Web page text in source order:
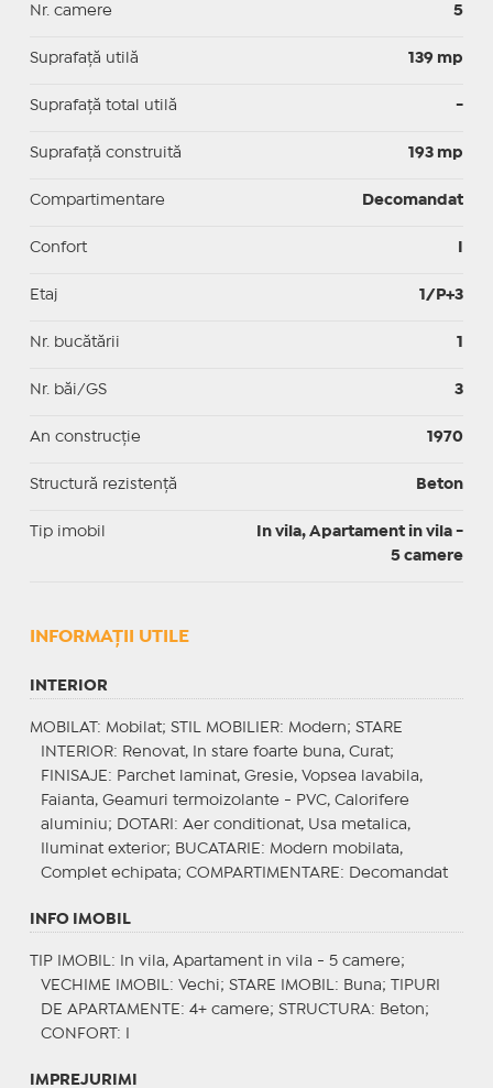
Nr. camere 5
Suprafaţă utilă 139 mp
Suprafaţă total utilă -
Suprafaţă construită 193 mp
Compartimentare Decomandat
Confort
Etaj 1/P+3
Nr. bucătării 1
Nr. băi/GS 3
An construcție 1970
Structură rezistență Beton
Tip imobil
In vila, Apartament in vila -
5 camere
INFORMAŢII UTILE
INTERIOR
MOBILAT : Mobilat; STIL MOBILIER: Modern; STARE
INTERIOR: Renovat, In stare foarte buna, Curat;
FINISAJE : Parchet laminat, Gresie, Vopsea lavabila,
Faianta, Geamuri termoizolante - PVC, Calorifere
aluminiu;
DOTARI : Aer conditionat, Usa metalica,
Iluminat exterior; BUCATARIE : Modern mobilata,
Complet echipata; COMPARTIMENTARE : Decomandat
INFO IMOBIL
TIP IMOBIL : In vila, Apartament in vila - 5 camere;
VECHIME IMOBIL : Vechi; STARE IMOBIL : Buna;
TIPURI
DE APARTAMENTE : 4+ camere; STRUCTURA: Beton;
CONFORT : I
IMPREJURIMI